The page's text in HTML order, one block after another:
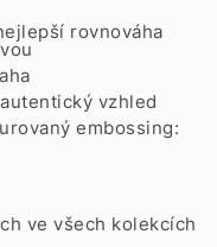
rovnováha
vzhled
embossing:
ve všech kolekcích